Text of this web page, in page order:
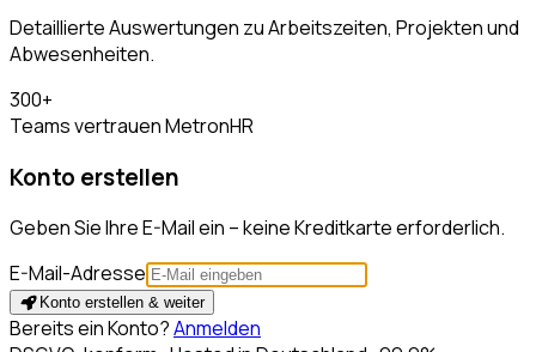
Detaillierte Auswertungen zu Arbeitszeiten, Projekten und
Abwesenheiten.
300+
Teams vertrauen MetronHR
Konto erstellen
Geben Sie Ihre E-Mail ein – keine Kreditkarte erforderlich.
E-Mail-Adresse
Konto erstellen & weiter
Bereits ein Konto?Anmelden